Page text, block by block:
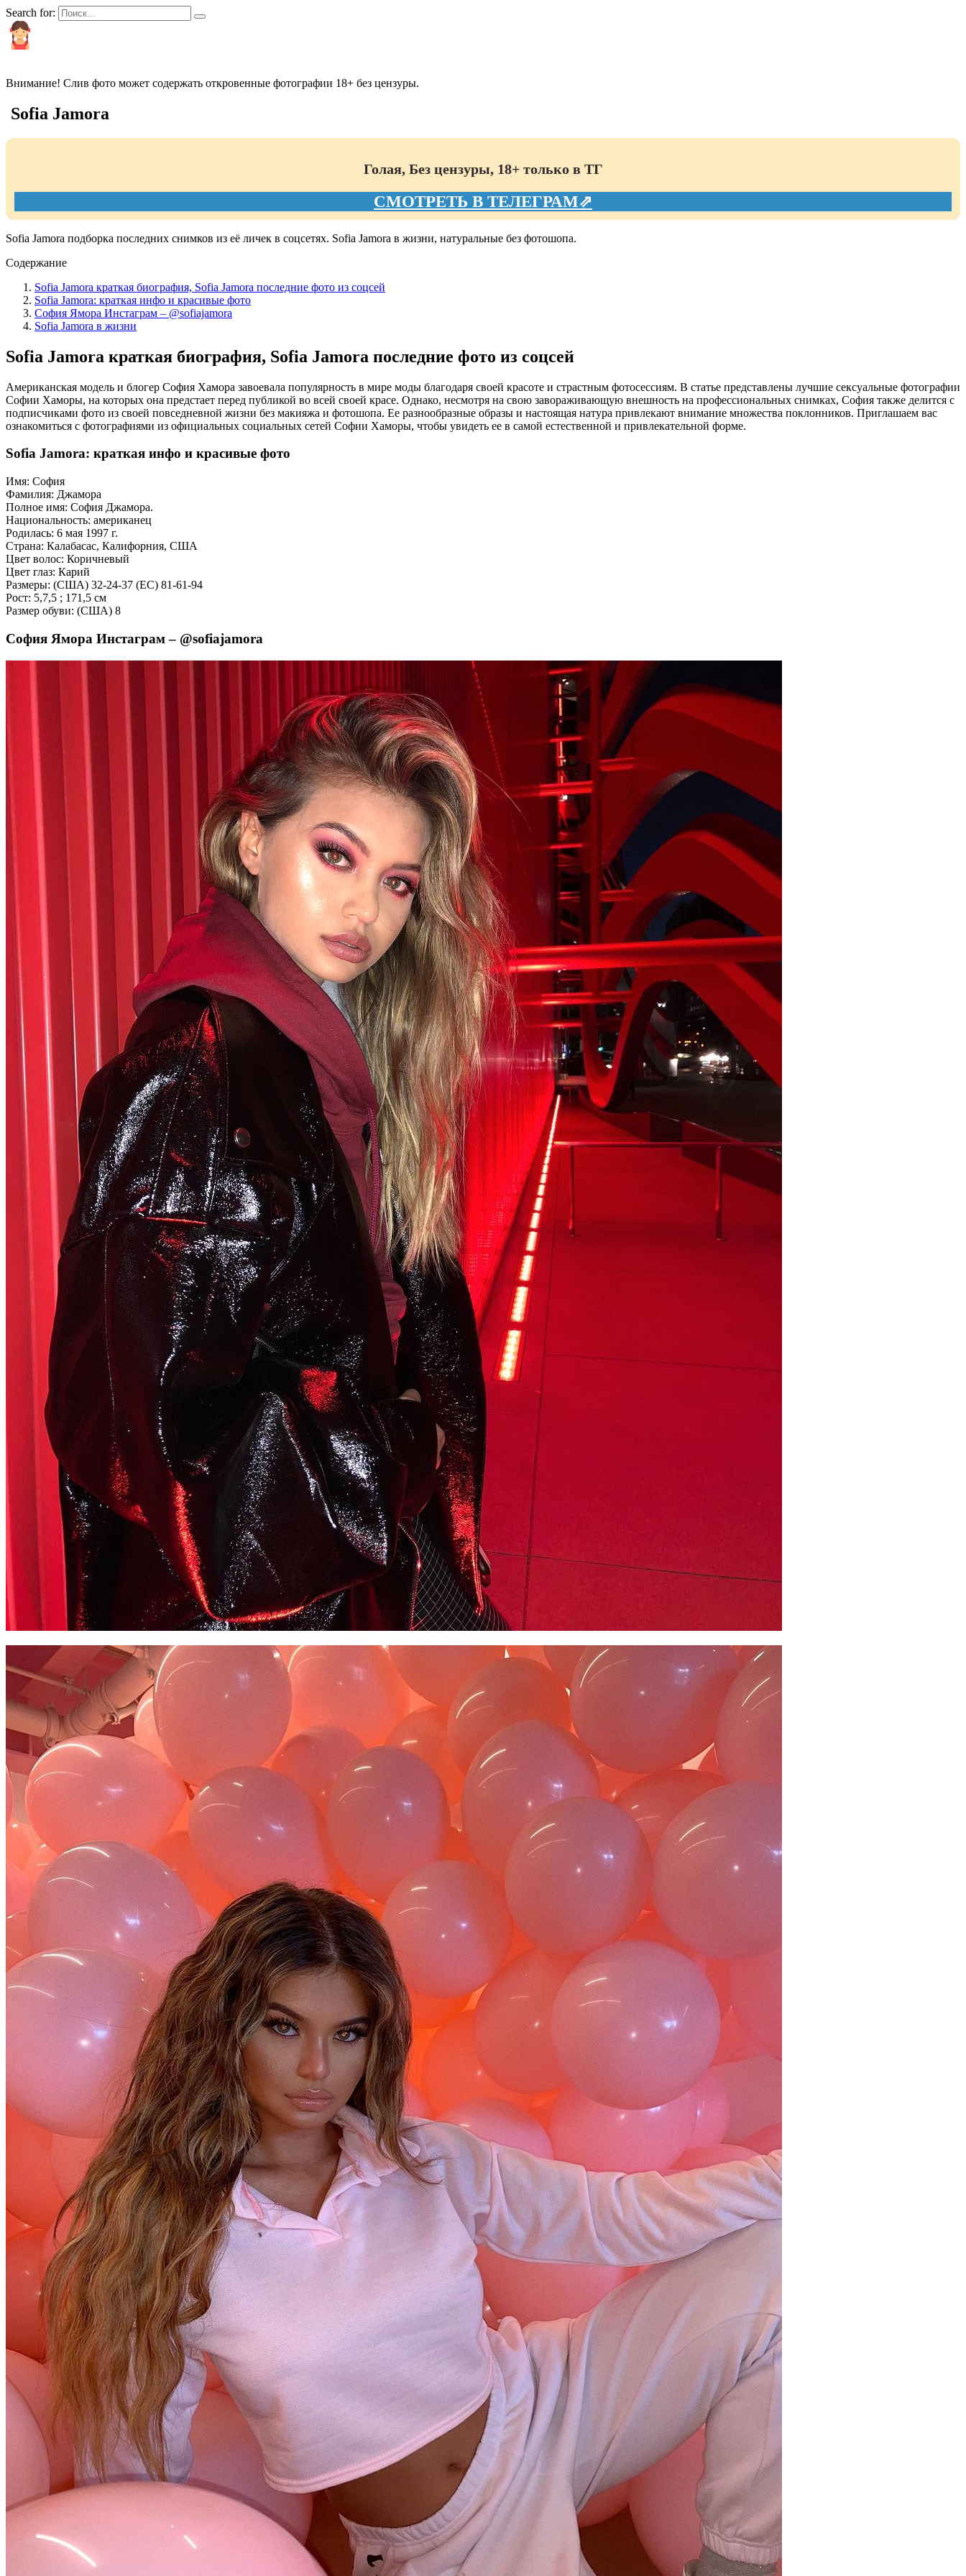
Search for:
Внимание! Слив фото может содержать откровенные фотографии 18+ без цензуры.
Sofia Jamora
Голая, Без цензуры, 18+ только в ТГ
СМОТРЕТЬ В ТЕЛЕГРАМ⇗
Sofia Jamora подборка последних снимков из её личек в соцсетях. Sofia Jamora в жизни, натуральные без фотошопа.
Содержание
Sofia Jamora краткая биография, Sofia Jamora последние фото из соцсей
Sofia Jamora: краткая инфо и красивые фото
София Ямора Инстаграм – @sofiajamora
Sofia Jamora в жизни
Sofia Jamora краткая биография, Sofia Jamora последние фото из соцсей
Американская модель и блогер София Хамора завоевала популярность в мире моды благодаря своей красоте и страстным фотосессиям. В статье представлены лучшие сексуальные фотографии
Софии Хаморы, на которых она предстает перед публикой во всей своей красе. Однако, несмотря на свою завораживающую внешность на профессиональных снимках, София также делится с
подписчиками фото из своей повседневной жизни без макияжа и фотошопа. Ее разнообразные образы и настоящая натура привлекают внимание множества поклонников. Приглашаем вас
ознакомиться с фотографиями из официальных социальных сетей Софии Хаморы, чтобы увидеть ее в самой естественной и привлекательной форме.
Sofia Jamora: краткая инфо и красивые фото
Имя: София
Фамилия: Джамора
Полное имя: София Джамора.
Национальность: американец
Родилась: 6 мая 1997 г.
Страна: Калабасас, Калифорния, США
Цвет волос: Коричневый
Цвет глаз: Карий
Размеры: (США) 32-24-37 (ЕС) 81-61-94
Рост: 5,7,5 ; 171,5 см
Размер обуви: (США) 8
София Ямора Инстаграм – @sofiajamora